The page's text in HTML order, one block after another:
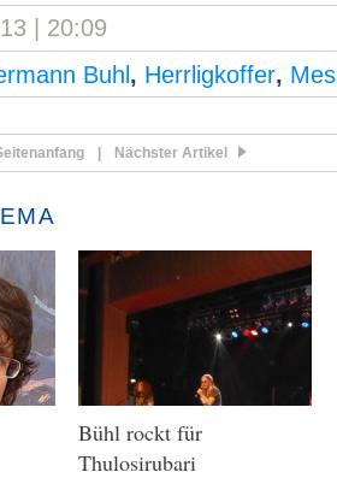
| 20:09
Buhl , Herrligkoffer,
Nächster Artikel
Bühl rockt für
Thulosirubari